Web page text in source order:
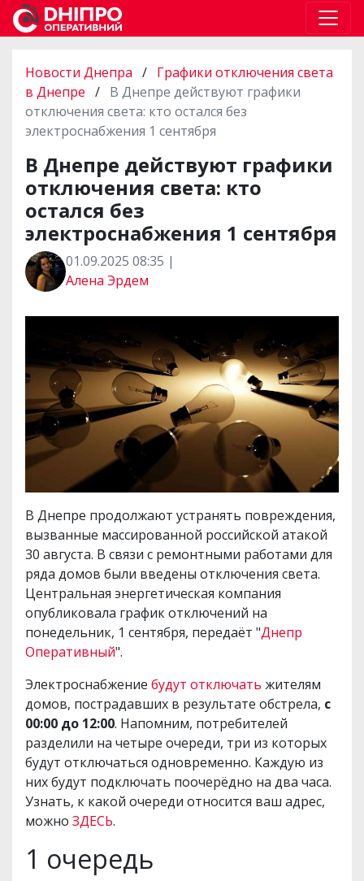
Новости Днепра / Графики отключения света
в Днепре / В Днепре действуют графики
отключения света: кто остался без
электроснабжения 1 сентября
В Днепре действуют графики
отключения света: кто
остался без
электроснабжения 1 сентября
01.09.2025 08:35 |
Алена Эрдем
В Днепре продолжают устранять повреждения,
вызванные массированной российской атакой
30 августа. В связи с ремонтными работами для
ряда домов были введены отключения света.
Центральная энергетическая компания
опубликовала график отключений на
понедельник, 1 сентября, передаёт "Днепр
Оперативный".
Электроснабжение будут отключать жителям
домов, пострадавших в результате обстрела, с
00:00 до 12:00. Напомним, потребителей
разделили на четыре очереди, три из которых
будут отключаться одновременно. Каждую из
них будут подключать поочерёдно на два часа.
Узнать, к какой очереди относится ваш адрес,
можно ЗДЕСЬ.
1 очередь